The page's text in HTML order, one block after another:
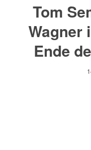
Tom
Wagner
Ende